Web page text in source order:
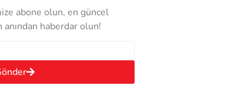
abone olun, en güncel
haberdar olun!